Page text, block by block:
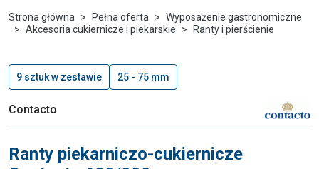
Strona główna Pełna oferta
Wyposażenie gastronomiczne
Akcesoria cukiernicze i piekarskie
Ranty i pierścienie
9 sztuk w zestawie 25 - 75 mm
Contacto
Ranty piekarniczo-cukiernicze